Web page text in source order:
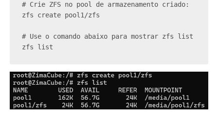
# Crie ZFS no pool de armazenamento criado:
zfs create pool1/zfs
# Use o comando abaixo para mostrar zfs list
zfs list